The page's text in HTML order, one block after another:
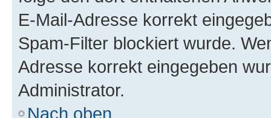
E-Mail-Adresse korrekt
Spam-Filter blockiert wurde.
Adresse korrekt eingegeben
Administrator.
Nach oben